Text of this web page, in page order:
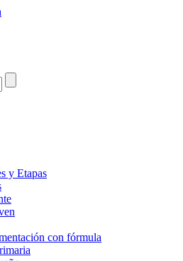
y Etapas
con fórmula